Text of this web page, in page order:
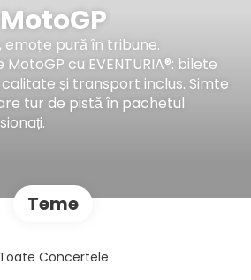
MotoGP
emoție pură în tribune.
cu EVENTURIA®: bilete
și transport inclus. Simte
tur de pistă în pachetul
Teme
Toate Concertele